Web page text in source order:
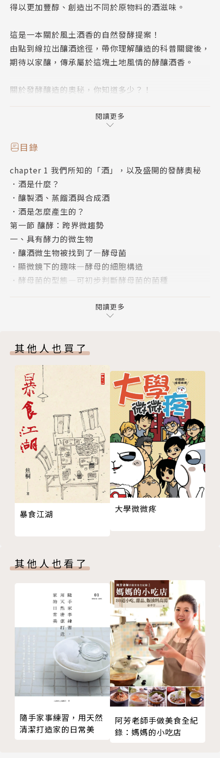
得以更加豐醇、創造出不同於原物料的酒滋味。
這是一本關於風土酒香的自然發酵提案！
由點到線拉出釀酒途徑，帶你理解釀造的科普關鍵後，
期待以家釀，傳承屬於這塊土地風情的酵釀酒香。
關於發酵釀造的奧秘，你知道多少？！
為什麼有時候想釀酒卻變成醋？
多喜愛釀造或想要嘗試發酵的朋友，可以瞭解原則、親
酵自釀，試著與微生物和平共處，營造建構友善微生物
的釀造環境，獲得我們所預期的釀酵品，輕鬆地做出屬
於自己的釀酵風味，品嚐台灣在地果酒的滋味。
本書特色
＊以直覺的圖解分析，帶你一探釀造的科普樂趣
酵母在釀酒過程中扮演什麼角色？美妙的發酵風味後，
相關的科學知識，以容易理解的插圖加以說明，讓你輕
＊一起在家釀酒吧！就從水果與穀類的自釀技巧開始
瞭解發酵原理後，當然要動手試試看！如何依照水果與
穀物特性調整釀造工序？每種水果最適合什麼釀法？原
來會做甜酒釀，就能自釀米酒？從原料的前處理到釀酒
製程，皆有詳實的經驗分享與提醒，期待每個人都能享
用釀酒樂趣，留下每一季的酒香。
＊不懂的我們盡力解答！一次搞定關於發酵的似懂非懂
釀酒的每個環節可能會預見什麼狀況？發酵多久才會有
酒精呢？自釀酒會過期嗎？浸泡梅酒究竟糖要先加還後
放？……說起釀酒，人人心中都有好多不明白，書中將
竭力找出可能的問題，為你一一解說那些很想知道的釀
酒小知識。
Gather 四合院
2016年春天，起始於農作播種、萬物生命力甦的季
家釀，是每個家的故事，每當聊起釀造時，一定會分享
到厝內的故事，然而，這樣的記憶在現代已逐漸消逝，
這是四合院提案的初衷與動機。
「阿嬤的釀酒法」對於不少人而言，是釀酒的起手式。
四合院期許以「食科為載體，家感為發聲」，傳承釀造
的手路，期待每個人都能透過理解發酵原理，探索釀造
技巧與喜好，以年輕一代濃釀的酵念，發酵出屬於自家
徐永年
閱讀更多
目錄
chapter 1 我們所知的「酒」，以及盛開的發酵奧秘
．酒是什麼？
．釀製酒、蒸餾酒與合成酒
．酒是怎麼產生的？
第一節 釀酵：跨界微趨勢
一、具有酵力的微生物
．釀酒微生物被找到了—酵母菌
．顯微鏡下的趣味—酵母的細胞構造
．酵母菌的型態—可初步判斷酵母菌的菌種
．酵母菌分類學—了解發酵過程的不同現象
二、釀酵，意外的寶藏
第二節 釀造酒：盛開的發酵奧秘
一、釀酒與人類文明發展的關係
．純釀果實與穀類的濫觴
．風土賦予發酵的面貌—釀製原料的差異
．釀酒者：風土與在地農作的酵念
二、釀造酒的簡要科普概念
．糖度控制應適當—太多太少都變醋
．發酵與腐敗一線之隔
．選擇正確發酵菌種成為優勢菌
．酵母菌吃糖變酒精的代謝機轉
三、釀酵的簡單工具
．玻璃瓶：入料、觀察與兼性厭氧
．阿嬤釀酒法與科學釀酒法的差異
．釀酒品質的關鍵
第一節 純釀果酒樂園的入場券—原料選擇
一、選果原則—榨汁率、熟香與風味、色澤，以及糖度
．榨汁率：豐收的關鍵
．良果品味：熟香的程度
．果肉皮色：純釀的染坊
．糖度：掌控酒精的關鍵
．成本考量：預算與時間
第二節 酵母：與酒的靈魂對話—營造適當環境
一、酵母的決戰力前
．酵母耐酒精性
閱讀更多
其他人也買了
暴食江湖 大學微微疼
其他人也看了
隨手家事練習，用天然
清潔打造家的日常美
阿芳老師手做美食全紀
錄：媽媽的小吃店